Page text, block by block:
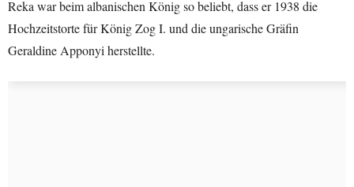
Reka war beim albanischen König so beliebt, dass er 1938 die
Hochzeitstorte für König Zog I. und die ungarische Gräfin
Geraldine Apponyi herstellte.